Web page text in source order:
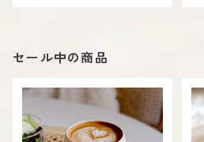
セール中の商品